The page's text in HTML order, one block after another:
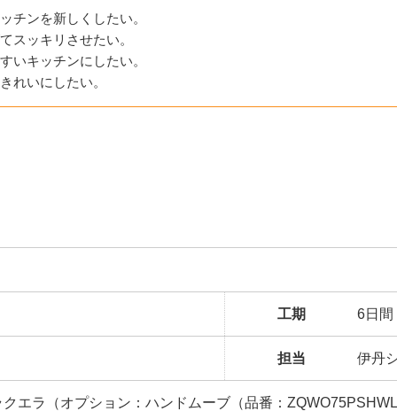
チンを新しくしたい。
スッキリさせたい。
いキッチンにしたい。
れいにしたい。
工期 6日間
担当 伊丹
エラ（オプション：ハンドムーブ（品番：